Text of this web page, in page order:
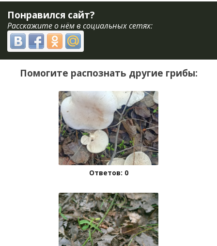
Понравился сайт?
Расскажите о нём в социальных сетях:
Помогите распознать другие грибы:
Ответов: 0